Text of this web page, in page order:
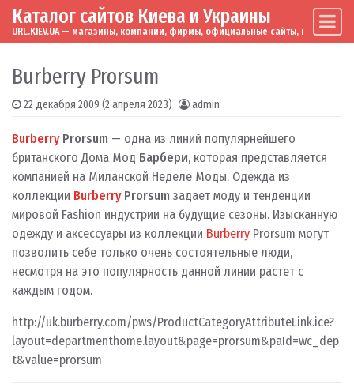
Skip to content
Main Navigation
Каталог сайтов Киева и Украины
URL.KIEV.UA — магазины, компании, фирмы, официальные сайты, мировые
Burberry Prorsum
22 декабря 2009 (2 апреля 2023) admin
BurberryProrsum — одна из линий популярнейшего
британского Дома Мод Барбери, которая представляется
компанией на Миланской Неделе Моды. Одежда из
коллекции BurberryProrsum задает моду и тенденции
мировой Fashion индустрии на будущие сезоны. Изысканную
одежду и аксессуары из коллекции Burberry Prorsum могут
позволить себе только очень состоятельные люди,
несмотря на это популярность данной линии растет с
каждым годом.
http://uk.burberry.com/pws/ProductCategoryAttributeLink.ice?
layout=departmenthome.layout&page=prorsum&paId=wc_dep
t&value=prorsum